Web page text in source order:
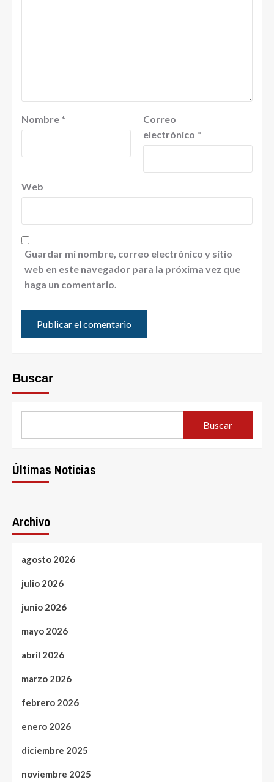
Nombre *
Correo
electrónico *
Web
Guardar mi nombre, correo electrónico y sitio
web en este navegador para la próxima vez que
haga un comentario.
Buscar
Buscar
Últimas Noticias
Archivo
agosto 2026
julio 2026
junio 2026
mayo 2026
abril 2026
marzo 2026
febrero 2026
enero 2026
diciembre 2025
noviembre 2025